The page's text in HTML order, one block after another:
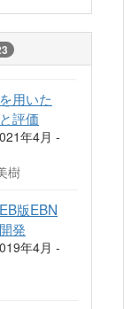
用いた
評価
年4月 -
樹
版EBN
発
年4月 -